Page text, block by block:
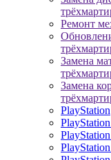
Ремонт
Замена
Замена
PlayStation
PlayStation